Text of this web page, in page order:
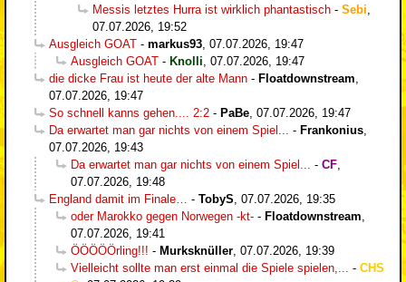
Messis letztes Hurra ist wirklich phantastisch - Sebi
07.07.2026, 19:52
Ausgleich GOAT - markus93 07.07.2026, 19:47
Ausgleich GOAT - Knolli 07.07.2026, 19:47
die dicke Frau ist heute der alte Mann - Floatdownstream
07.07.2026, 19:47
So schnell kanns gehen.... 2:2 - PaBe 07.07.2026, 19:47
Da erwartet man gar nichts von einem Spiel...
- Frankonius
07.07.2026, 19:43
Da erwartet man gar nichts von einem Spiel...
- CF
07.07.2026, 19:48
England damit im Finale…
- TobyS 07.07.2026, 19:35
oder Marokko gegen Norwegen -kt- - Floatdownstream
07.07.2026, 19:41
ÖÖÖÖÖrling!!! - Murksknüller 07.07.2026, 19:39
Vielleicht sollte man erst einmal die Spiele spielen,...
- CHS